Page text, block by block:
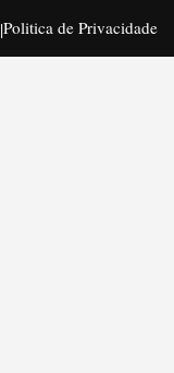
|Politica de Privacidade